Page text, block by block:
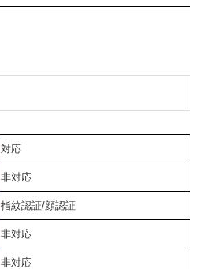
対応
非対応
指紋認証/顔認証
非対応
非対応